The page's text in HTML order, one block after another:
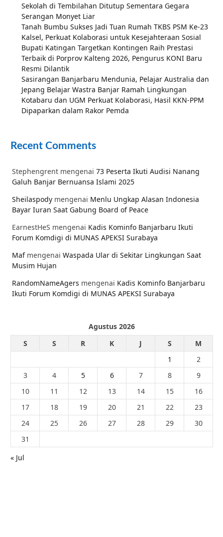
Sekolah di Tembilahan Ditutup Sementara Gegara
Serangan Monyet Liar
Tanah Bumbu Sukses Jadi Tuan Rumah TKBS PSM Ke-23
Kalsel, Perkuat Kolaborasi untuk Kesejahteraan Sosial
Bupati Katingan Targetkan Kontingen Raih Prestasi
Terbaik di Porprov Kalteng 2026, Pengurus KONI Baru
Resmi Dilantik
Sasirangan Banjarbaru Mendunia, Pelajar Australia dan
Jepang Belajar Wastra Banjar Ramah Lingkungan
Kotabaru dan UGM Perkuat Kolaborasi, Hasil KKN-PPM
Dipaparkan dalam Rakor Pemda
Recent Comments
Stephengrent mengenai 73 Peserta Ikuti Audisi Nanang
Galuh Banjar Bernuansa Islami 2025
Sheilaspody mengenai Menlu Ungkap Alasan Indonesia
Bayar Iuran Saat Gabung Board of Peace
EarnestHeS mengenai Kadis Kominfo Banjarbaru Ikuti
Forum Komdigi di MUNAS APEKSI Surabaya
Mafmengenai Waspada Ular di Sekitar Lingkungan Saat
Musim Hujan
RandomNameAgers mengenai Kadis Kominfo Banjarbaru
Ikuti Forum Komdigi di MUNAS APEKSI Surabaya
Agustus 2026
S
S R K J S
M
1
2
3
4 5 6 7 8
9
10
11 12 13 14 15
16
17
18 19 20 21 22
23
24
25 26 27 28 29
30
31
« Jul